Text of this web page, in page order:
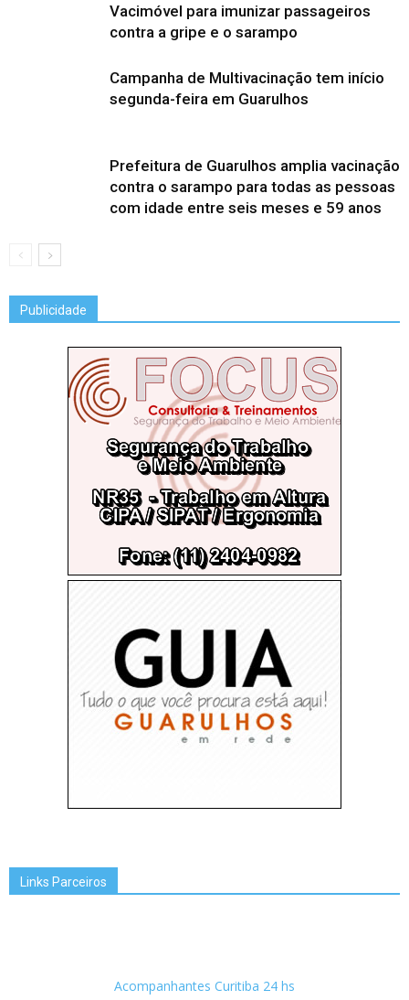
Vacimóvel para imunizar passageiros
contra a gripe e o sarampo
Campanha de Multivacinação tem início
segunda-feira em Guarulhos
Prefeitura de Guarulhos amplia vacinação
contra o sarampo para todas as pessoas
com idade entre seis meses e 59 anos
Publicidade
Links Parceiros
Acompanhantes Curitiba 24 hs